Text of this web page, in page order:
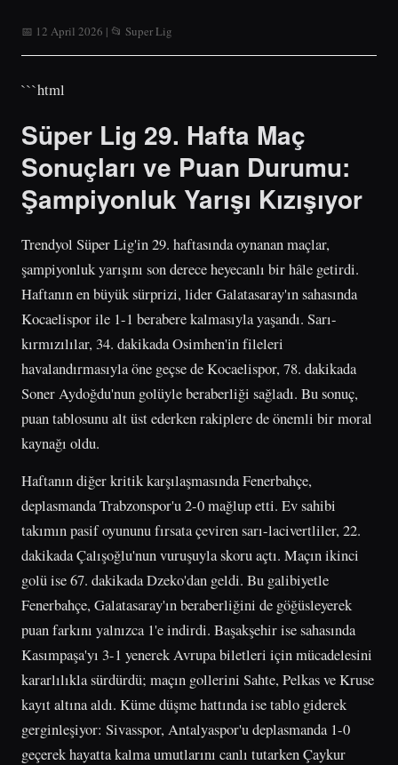
📅 12 April 2026 | 📂 Super Lig
```html
Süper Lig 29. Hafta Maç
Sonuçları ve Puan Durumu:
Şampiyonluk Yarışı Kızışıyor
Trendyol Süper Lig'in 29. haftasında oynanan maçlar,
şampiyonluk yarışını son derece heyecanlı bir hâle getirdi.
Haftanın en büyük sürprizi, lider Galatasaray'ın sahasında
Kocaelispor ile 1-1 berabere kalmasıyla yaşandı. Sarı-
kırmızılılar, 34. dakikada Osimhen'in fileleri
havalandırmasıyla öne geçse de Kocaelispor, 78. dakikada
Soner Aydoğdu'nun golüyle beraberliği sağladı. Bu sonuç,
puan tablosunu alt üst ederken rakiplere de önemli bir moral
kaynağı oldu.
Haftanın diğer kritik karşılaşmasında Fenerbahçe,
deplasmanda Trabzonspor'u 2-0 mağlup etti. Ev sahibi
takımın pasif oyununu fırsata çeviren sarı-lacivertliler, 22.
dakikada Çalışoğlu'nun vuruşuyla skoru açtı. Maçın ikinci
golü ise 67. dakikada Dzeko'dan geldi. Bu galibiyetle
Fenerbahçe, Galatasaray'ın beraberliğini de göğüsleyerek
puan farkını yalnızca 1'e indirdi. Başakşehir ise sahasında
Kasımpaşa'yı 3-1 yenerek Avrupa biletleri için mücadelesini
kararlılıkla sürdürdü; maçın gollerini Sahte, Pelkas ve Kruse
kayıt altına aldı. Küme düşme hattında ise tablo giderek
gerginleşiyor: Sivasspor, Antalyaspor'u deplasmanda 1-0
geçerek hayatta kalma umutlarını canlı tutarken Çaykur